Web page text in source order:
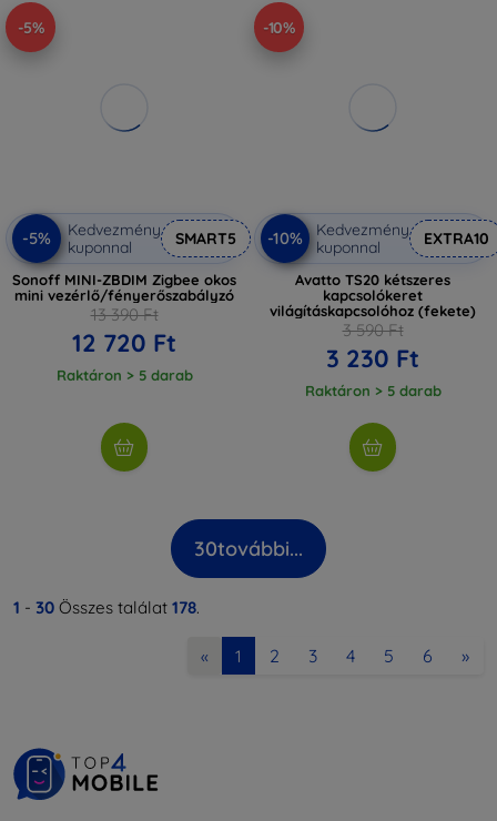
-5%
-5%
Kedvezmény
kuponnal
SMART5
Sonoff MINI-ZBDIM Zigbee okos
mini vezérlő/fényerőszabályzó
13 390 Ft
12 720 Ft
Raktáron > 5 darab
-10%
-10%
Kedvezmény
kuponnal
EXTRA10
Avatto TS20 kétszeres
kapcsolókeret
világításkapcsolóhoz (fekete)
3 590 Ft
3 230 Ft
Raktáron > 5 darab
30további...
1 - 30 Összes találat 178.
« 1 2 3 4 5 6 »